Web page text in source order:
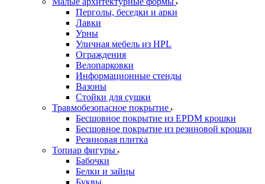
Перголы, беседки и арки
Лавки
Урны
Уличная мебель из HPL
Ограждения
Велопарковки
Информационные стенды
Вазоны
Стойки для сушки
Травмобезопасное покрытие
Бесшовное покрытие из EPDM крошки
Бесшовное покрытие из резиновой крошки
Резиновая плитка
Топиар фигуры
Бабочки
Белки и зайцы
Буквы